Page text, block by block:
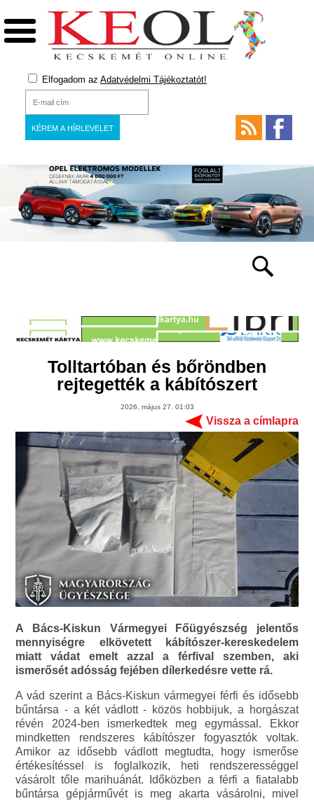
Elfogadom az Adatvédelmi Tájékoztatót!
Tolltartóban és bőröndben
rejtegették a kábítószert
2026. május 27. 01:03
Vissza a címlapra
A Bács-Kiskun Vármegyei Főügyészség jelentős
mennyiségre elkövetett kábítószer-kereskedelem
miatt vádat emelt azzal a férfival szemben, aki
ismerősét adósság fejében dílerkedésre vette rá.
A vád szerint a Bács-Kiskun vármegyei férfi és idősebb
bűntársa - a két vádlott - közös hobbijuk, a horgászat
révén 2024-ben ismerkedtek meg egymással. Ekkor
mindketten rendszeres kábítószer fogyasztók voltak.
Amikor az idősebb vádlott megtudta, hogy ismerőse
értékesítéssel is foglalkozik, heti rendszerességgel
vásárolt tőle marihuánát. Időközben a férfi a fiatalabb
bűntársa gépjárművét is meg akarta vásárolni, mivel